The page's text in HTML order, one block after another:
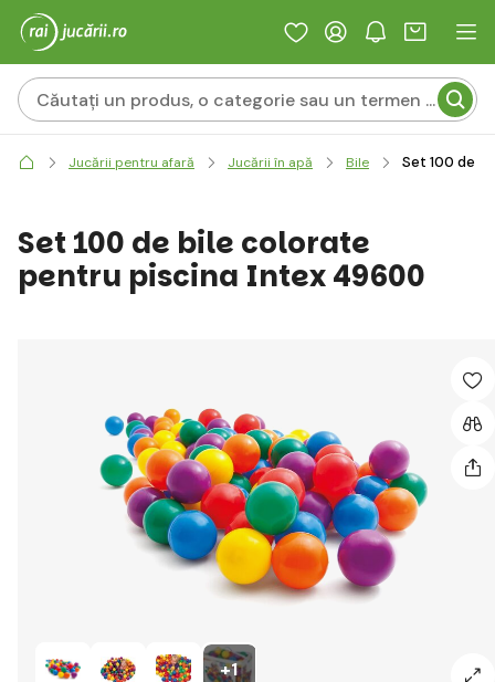
Jucării pentru afară Jucării în apă Bile Set 100 de
+1
Set 100 de bile colorate
pentru piscina Intex 49600